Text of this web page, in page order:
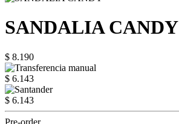
SANDALIA CANDY
$ 8.190
$ 6.143
$ 6.143
Pre-order